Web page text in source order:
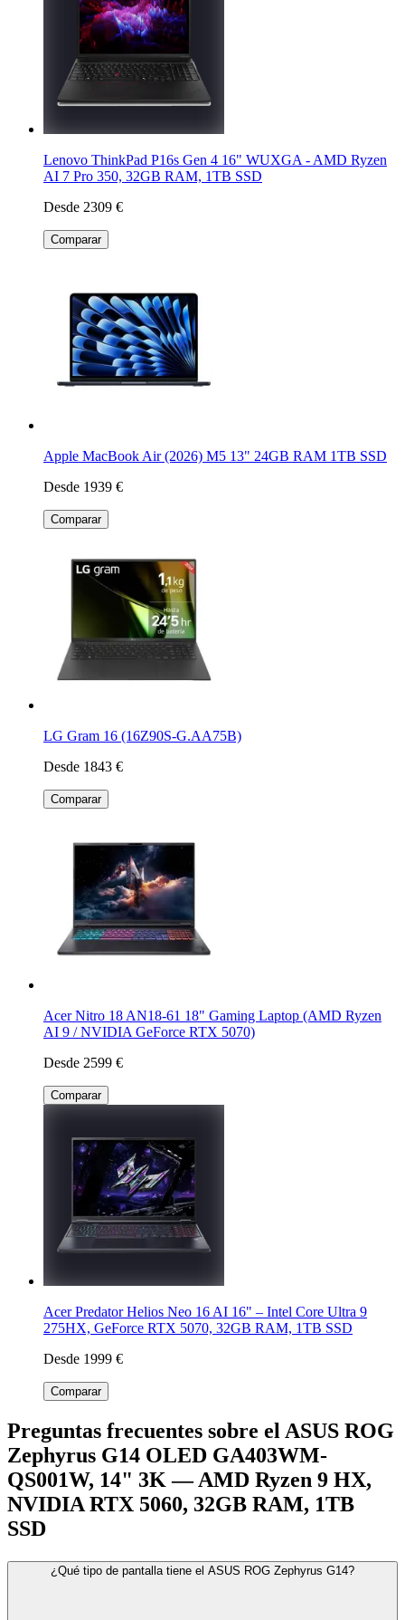
Lenovo ThinkPad P16s Gen 4 16" WUXGA - AMD Ryzen
AI 7 Pro 350, 32GB RAM, 1TB SSD
Desde 2309 €
Comparar
Apple MacBook Air (2026) M5 13" 24GB RAM 1TB SSD
Desde 1939 €
Comparar
LG Gram 16 (16Z90S-G.AA75B)
Desde 1843 €
Comparar
Acer Nitro 18 AN18-61 18" Gaming Laptop (AMD Ryzen
AI 9 / NVIDIA GeForce RTX 5070)
Desde 2599 €
Comparar
Acer Predator Helios Neo 16 AI 16" – Intel Core Ultra 9
275HX, GeForce RTX 5070, 32GB RAM, 1TB SSD
Desde 1999 €
Comparar
Preguntas frecuentes sobre el ASUS ROG
Zephyrus G14 OLED GA403WM-
QS001W, 14" 3K — AMD Ryzen 9 HX,
NVIDIA RTX 5060, 32GB RAM, 1TB
SSD
¿Qué tipo de pantalla tiene el ASUS ROG Zephyrus G14?